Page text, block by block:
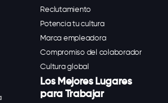
Reclutamiento
Potencia tu cultura
Marca empleadora
Compromiso del colaborador
Cultura global
Los Mejores Lugares
para Trabajar